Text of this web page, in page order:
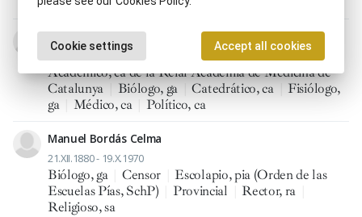
Jesús María Bellido i Golferichs
22.XI.1880 - 17.VII.1952
Académico, ca de la Reial Academia de Medicina de
Catalunya
Biólogo, ga Catedrático, ca
Fisiólogo,
ga
Médico, ca Político, ca
Manuel Bordás Celma
21.XII.1880 - 19.X.1970
Biólogo, ga Censor
Escolapio, pia (Orden de las
Escuelas Pías, SchP)
Provincial Rector, ra
Religioso, sa
Cookie settings Accept all cookies